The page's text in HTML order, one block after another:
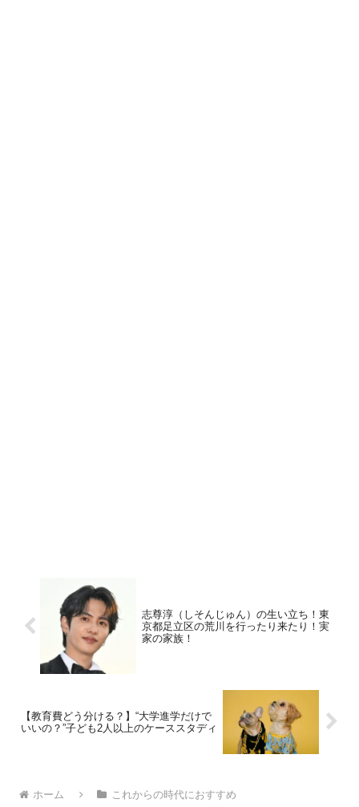
志尊淳（しそんじゅん）の生い立ち！東
京都足立区の荒川を行ったり来たり！実
家の家族！
【教育費どう分ける？】“大学進学だけで
いいの？”子ども2人以上のケーススタディ
ホーム これからの時代におすすめ